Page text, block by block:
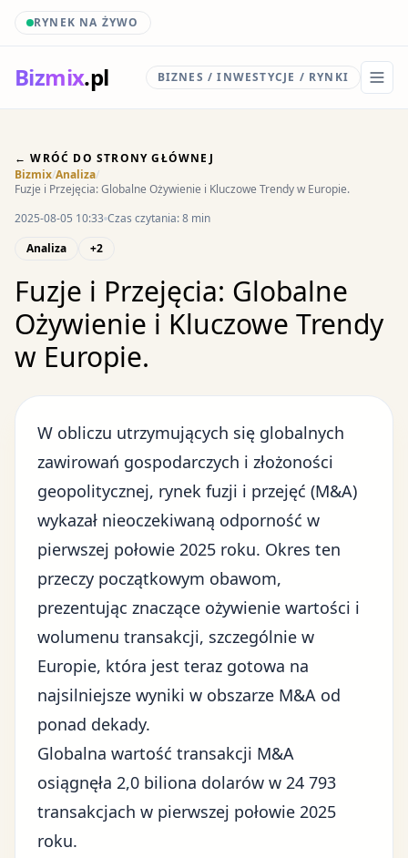
RYNEK NA ŻYWO
Bizmix.pl BIZNES / INWESTYCJE / RYNKI
← WRÓĆ DO STRONY GŁÓWNEJ
Bizmix/Analiza/
Fuzje i Przejęcia: Globalne Ożywienie i Kluczowe Trendy w Europie.
2025-08-05 10:33 Czas czytania: 8 min
Analiza
+2
Fuzje i Przejęcia: Globalne
Ożywienie i Kluczowe Trendy
w Europie.
W obliczu utrzymujących się globalnych
zawirowań gospodarczych i złożoności
geopolitycznej, rynek fuzji i przejęć (M&A)
wykazał nieoczekiwaną odporność w
pierwszej połowie 2025 roku. Okres ten
przeczy początkowym obawom,
prezentując znaczące ożywienie wartości i
wolumenu transakcji, szczególnie w
Europie, która jest teraz gotowa na
najsilniejsze wyniki w obszarze M&A od
ponad dekady.
Globalna wartość transakcji M&A
osiągnęła 2,0 biliona dolarów w 24 793
transakcjach w pierwszej połowie 2025
roku.